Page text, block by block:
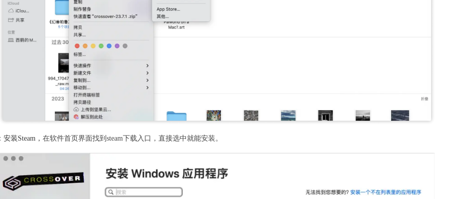
安装Steam， 在软件首页界面找到steam下载入口，直接选中就能安装。